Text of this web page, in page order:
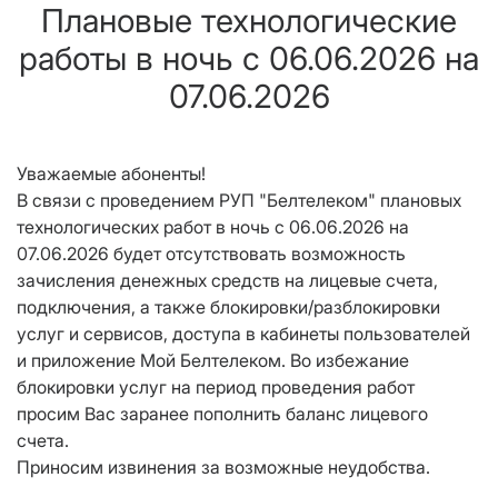
Плановые технологические
работы в ночь с 06.06.2026 на
07.06.2026
Уважаемые абоненты!
В связи с проведением РУП "Белтелеком" плановых
технологических работ в ночь с 06.06.2026 на
07.06.2026 будет отсутствовать возможность
зачисления денежных средств на лицевые счета,
подключения, а также блокировки/разблокировки
услуг и сервисов, доступа в кабинеты пользователей
и приложение Мой Белтелеком. Во избежание
блокировки услуг на период проведения работ
просим Вас заранее пополнить баланс лицевого
счета.
Приносим извинения за возможные неудобства.